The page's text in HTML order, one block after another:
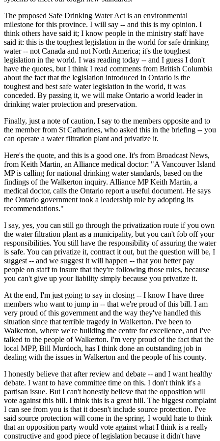
The proposed Safe Drinking Water Act is an environmental
milestone for this province. I will say -- and this is my opinion. I
think others have said it; I know people in the ministry staff have
said it: this is the toughest legislation in the world for safe drinking
water -- not Canada and not North America; it's the toughest
legislation in the world. I was reading today -- and I guess I don't
have the quotes, but I think I read comments from British Columbia
about the fact that the legislation introduced in Ontario is the
toughest and best safe water legislation in the world, it was
conceded. By passing it, we will make Ontario a world leader in
drinking water protection and preservation.
Finally, just a note of caution, I say to the members opposite and to
the member from St Catharines, who asked this in the briefing -- you
can operate a water filtration plant and privatize it.
Here's the quote, and this is a good one. It's from Broadcast News,
from Keith Martin, an Alliance medical doctor: "A Vancouver Island
MP is calling for national drinking water standards, based on the
findings of the Walkerton inquiry. Alliance MP Keith Martin, a
medical doctor, calls the Ontario report a useful document. He says
the Ontario government took a leadership role by adopting its
recommendations."
I say, yes, you can still go through the privatization route if you own
the water filtration plant as a municipality, but you can't fob off your
responsibilities. You still have the responsibility of assuring the water
is safe. You can privatize it, contract it out, but the question will be, I
suggest -- and we suggest it will happen -- that you better pay
people on staff to insure that they're following those rules, because
you can't give up your liability simply because you privatize it.
At the end, I'm just going to say in closing -- I know I have three
members who want to jump in -- that we're proud of this bill. I am
very proud of this government and the way they've handled this
situation since that terrible tragedy in Walkerton. I've been to
Walkerton, where we're building the centre for excellence, and I've
talked to the people of Walkerton. I'm very proud of the fact that the
local MPP, Bill Murdoch, has I think done an outstanding job in
dealing with the issues in Walkerton and the people of his county.
I honestly believe that after review and debate -- and I want healthy
debate. I want to have committee time on this. I don't think it's a
partisan issue. But I can't honestly believe that the opposition will
vote against this bill. I think this is a great bill. The biggest complaint
I can see from you is that it doesn't include source protection. I've
said source protection will come in the spring. I would hate to think
that an opposition party would vote against what I think is a really
constructive and good piece of legislation because it didn't have